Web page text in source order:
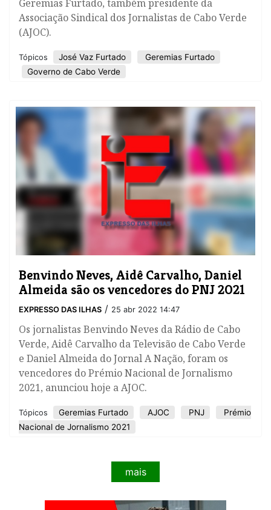
Geremias Furtado, também presidente da
Associação Sindical dos Jornalistas de Cabo Verde
(AJOC).
Tópicos José Vaz Furtado
Geremias Furtado
Governo de Cabo Verde
Benvindo Neves, Aidê Carvalho, Daniel
Almeida são os vencedores do PNJ 2021
EXPRESSO DAS ILHAS / 25 abr 2022 14:47
Os jornalistas Benvindo Neves da Rádio de Cabo
Verde, Aidê Carvalho da Televisão de Cabo Verde
e Daniel Almeida do Jornal A Nação, foram os
vencedores do Prémio Nacional de Jornalismo
2021, anunciou hoje a AJOC.
Tópicos Geremias Furtado AJOC PNJ
Prémio
Nacional de Jornalismo 2021
mais